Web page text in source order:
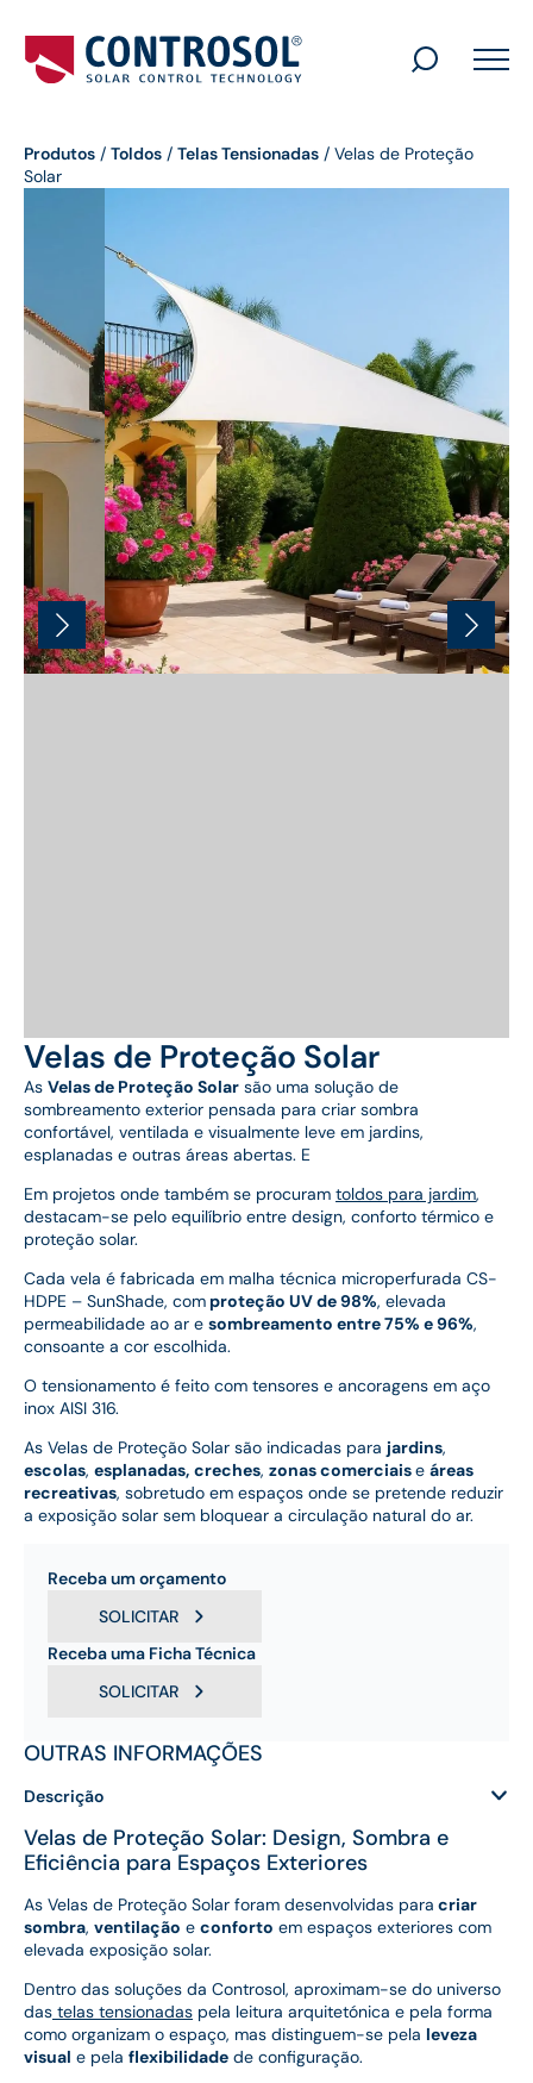
Produtos / Toldos / Telas Tensionadas / Velas de Proteção
Solar
Velas de Proteção Solar
As Velas de Proteção Solar são uma solução de
sombreamento exterior pensada para criar sombra
confortável, ventilada e visualmente leve em jardins,
esplanadas e outras áreas abertas. E
Em projetos onde também se procuram toldos para jardim,
destacam-se pelo equilíbrio entre design, conforto térmico e
proteção solar.
Cada vela é fabricada em malha técnica microperfurada CS-
HDPE – SunShade, com proteção UV de 98%, elevada
permeabilidade ao ar e sombreamento entre 75% e 96%,
consoante a cor escolhida.
O tensionamento é feito com tensores e ancoragens em aço
inox AISI 316.
As Velas de Proteção Solar são indicadas para jardins,
escolas, esplanadas, creches, zonas comerciaise áreas
recreativas, sobretudo em espaços onde se pretende reduzir
a exposição solar sem bloquear a circulação natural do ar.
Receba um orçamento
SOLICITAR
Receba uma Ficha Técnica
SOLICITAR
OUTRAS INFORMAÇÕES
Descrição
Velas de Proteção Solar: Design, Sombra e
Eficiência para Espaços Exteriores
As Velas de Proteção Solar foram desenvolvidas para criar
sombra, ventilação e conforto em espaços exteriores com
elevada exposição solar.
Dentro das soluções da Controsol, aproximam-se do universo
das telas tensionadas pela leitura arquitetónica e pela forma
como organizam o espaço, mas distinguem-se pela leveza
visual e pela flexibilidade de configuração.